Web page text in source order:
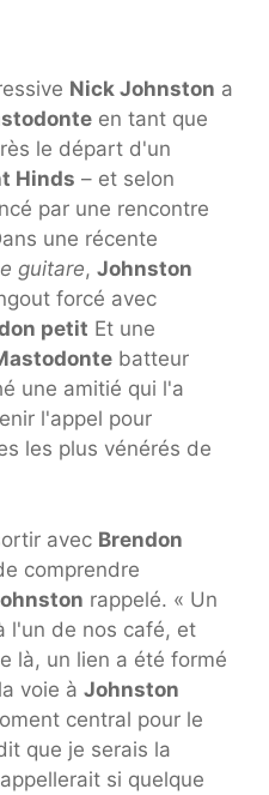
Nick Johnston a
en tant que
le départ d'un
Hinds – et selon
par une rencontre
une récente
guitare, Johnston
forcé avec
petit Et une
batteur
une amitié qui l'a
l'appel pour
les plus vénérés de
avec Brendon
comprendre
rappelé. « Un
l'un de nos café, et
là, un lien a été formé
voie à Johnston
central pour le
que je serais la
si quelque